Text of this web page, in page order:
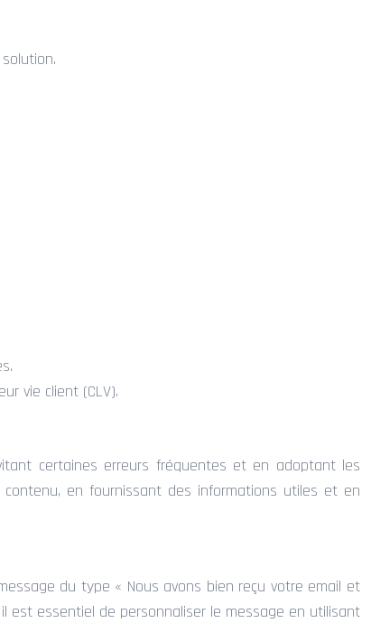
vie client (CLV).
certaines erreurs fréquentes et en adoptant les
en fournissant des informations utiles et en
du type « Nous avons bien reçu votre email et
est essentiel de personnaliser le message en utilisant